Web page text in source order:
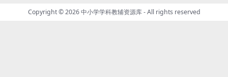
Copyright © 2026中小学学科教辅资源库- All rights reserved